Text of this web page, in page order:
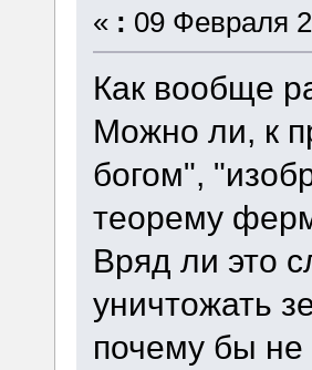
« : 09 Февраля
Как вообще
Можно ли, к
богом",
теорему
Вряд ли это
уничтожать
почему бы не